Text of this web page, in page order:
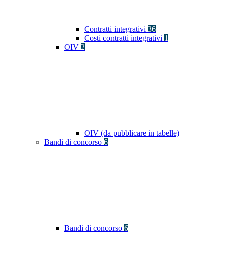
Contratti integrativi 36
Costi contratti integrativi 1
OIV 2
OIV (da pubblicare in tabelle)
Bandi di concorso 6
Bandi di concorso 6